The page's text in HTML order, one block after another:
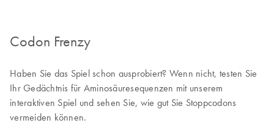
Codon Frenzy
Haben Sie das Spiel schon ausprobiert? Wenn nicht, testen Sie
Ihr Gedächtnis für Aminosäuresequenzen mit unserem
interaktiven Spiel und sehen Sie, wie gut Sie Stoppcodons
vermeiden können.